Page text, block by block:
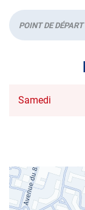
*Prestation à
Départ
Horaires
Samedi